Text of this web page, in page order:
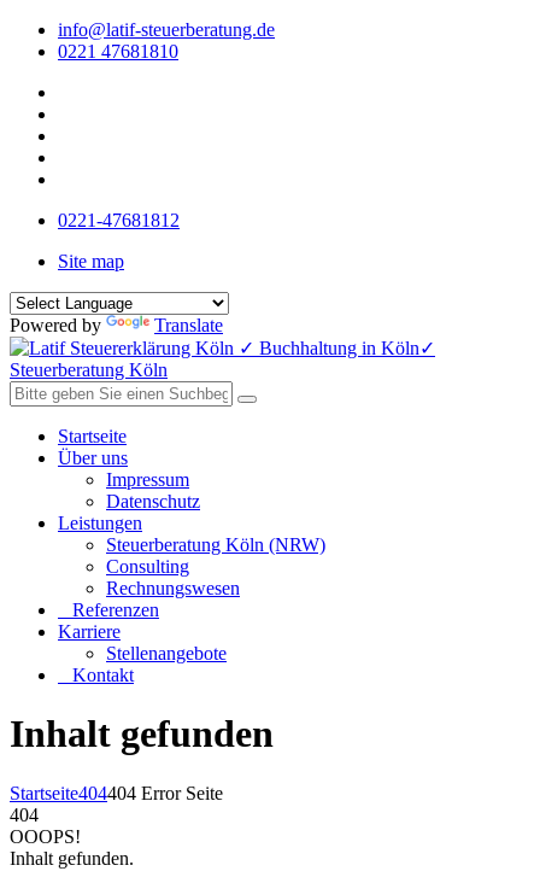
info@latif-steuerberatung.de
0221 47681810
0221-47681812
Site map
Powered by Translate
Startseite
Über uns
Impressum
Datenschutz
Leistungen
Steuerberatung Köln (NRW)
Consulting
Rechnungswesen
Referenzen
Karriere
Stellenangebote
Kontakt
Inhalt gefunden
Startseite404404 Error Seite
404
OOOPS!
Inhalt gefunden.